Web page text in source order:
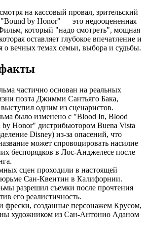
на кассовый провал, зрительский
"Bound by Honor" — это недооцененная
который "надо смотреть", мощная
оставляет глубокое впечатление и
о вечных темах семьи, выбора и судьбы.
частично основан на реальных
поэта Джимми Сантьяго Бака,
одним из сценаристов.
было изменено с "Blood In, Blood
Honor" дистрибьютором Buena Vista
Disney) из-за опасений, что
может спровоцировать насилие
беспорядков в Лос-Анджелесе после
сцен проходили в настоящей
Сан-Квентин в Калифорнии.
разрешил съемки после прочтения
его реалистичность.
фрески, созданные персонажем Крусом,
художником из Сан-Антонио Аданом